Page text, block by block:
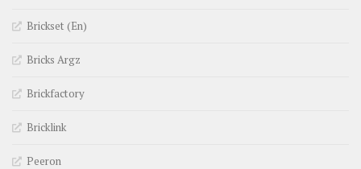
Brickset (En)
Bricks Argz
Brickfactory
Bricklink
Peeron